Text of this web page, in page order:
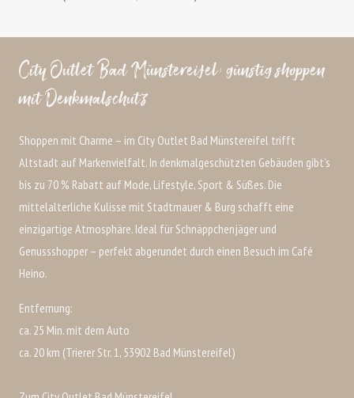
City Outlet Bad Münstereifel: günstig shoppen
mit Denkmalschutz
Shoppen mit Charme – im City Outlet Bad Münstereifel trifft
Altstadt auf Markenvielfalt. In denkmalgeschützten Gebäuden gibt’s
bis zu 70 % Rabatt auf Mode, Lifestyle, Sport & Süßes. Die
mittelalterliche Kulisse mit Stadtmauer & Burg schafft eine
einzigartige Atmosphäre. Ideal für Schnäppchenjäger und
Genussshopper – perfekt abgerundet durch einen Besuch im Café
Heino.
Entfernung:
ca. 25 Min. mit dem Auto
ca. 20 km (Trierer Str. 1, 53902 Bad Münstereifel)